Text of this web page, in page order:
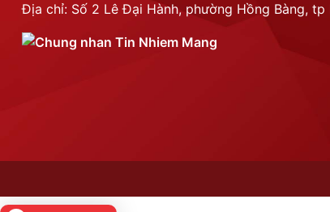
Địa chỉ: Số 2 Lê Đại Hành, phường Hồng Bàng, tp